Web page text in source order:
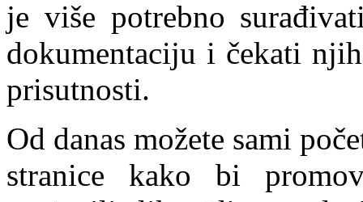
je više potrebno
dokumentaciju i čekati
prisutnosti.
Od danas možete sami
stranice kako bi